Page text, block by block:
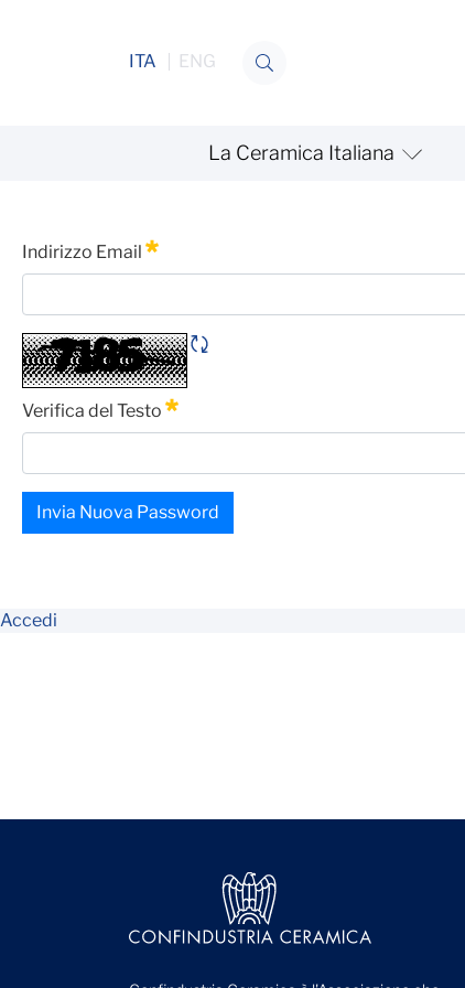
ITA ENG
La Ceramica Italiana
Password Dimenticata
Indirizzo Email
Obbligatorio
Verifica del Testo
Obbligatorio
Invia Nuova Password
Accedi